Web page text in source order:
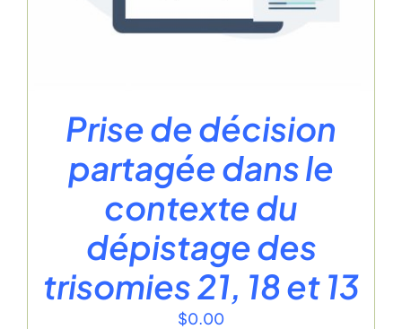
Prise de décision
partagée dans le
contexte du
dépistage des
trisomies 21, 18 et 13
$0.00